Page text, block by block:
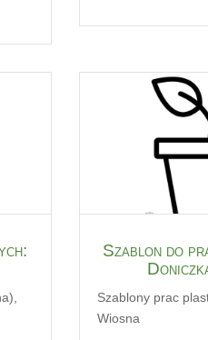
Szablon do
Szablony prac
Wiosna